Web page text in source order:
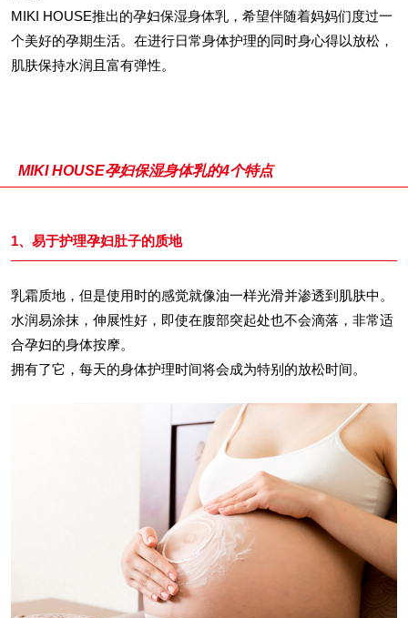
MIKI HOUSE推出的孕妇保湿身体乳，希望伴随着妈妈们度过一
个美好的孕期生活。在进行日常身体护理的同时身心得以放松，
肌肤保持水润且富有弹性。
MIKI HOUSE孕妇保湿身体乳的4个特点
1、易于护理孕妇肚子的质地
乳霜质地，但是使用时的感觉就像油一样光滑并渗透到肌肤中。
水润易涂抹，伸展性好，即使在腹部突起处也不会滴落，非常适
合孕妇的身体按摩。
拥有了它，每天的身体护理时间将会成为特别的放松时间。